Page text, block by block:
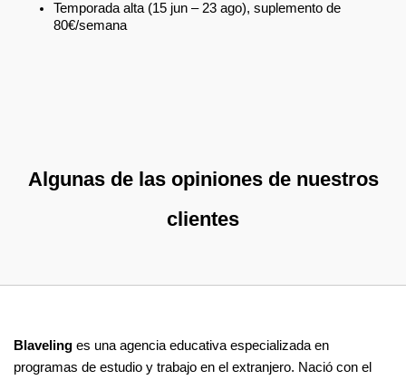
Temporada alta (15 jun – 23 ago), suplemento de
80€/semana
Algunas de las opiniones de nuestros
clientes
Blaveling es una agencia educativa especializada en
programas de estudio y trabajo en el extranjero. Nació con el